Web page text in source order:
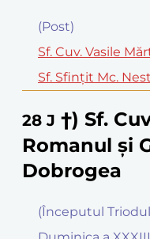
(Post)
Sf. Cuv. Vasile
Sf. Sfinţit Mc.
28 J †) Sf.
Romanul şi
Dobrogea
(Începutul